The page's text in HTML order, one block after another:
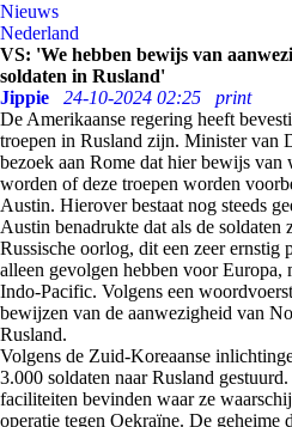
Nieuws
Nederland
VS: 'We hebben bewijs van
soldaten in Rusland'
Jippie
24-10-2024 02:25
print
De Amerikaanse regering heeft
troepen in Rusland zijn. Minister van
bezoek aan Rome dat hier bewijs
worden of deze troepen worden
Austin. Hierover bestaat nog steeds
Austin benadrukte dat als de soldaten
Russische oorlog, dit een zeer
alleen gevolgen hebben voor Europa,
Indo-Pacific. Volgens een
bewijzen van de aanwezigheid van
Rusland.
Volgens de Zuid-Koreaanse
3.000 soldaten naar Rusland
faciliteiten bevinden waar ze
operatie tegen Oekraïne. De geheime